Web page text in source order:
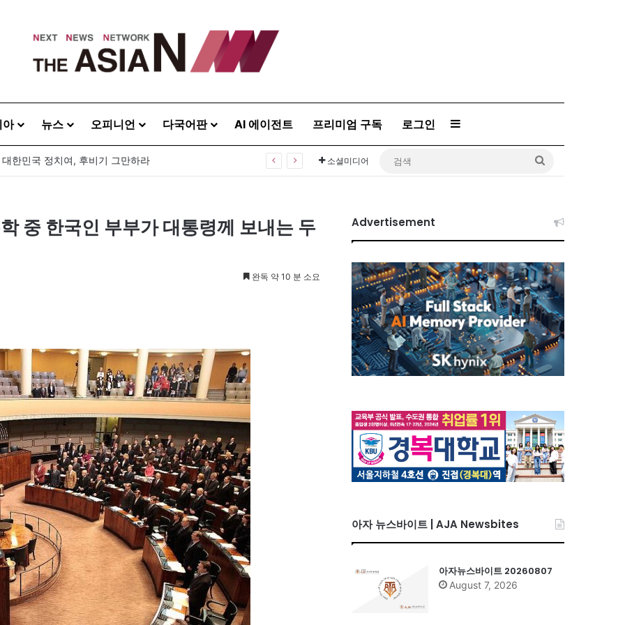
아 뉴스 오피니언 다국어판 AI 에이전트 프리미엄 구독 로그인 Sidebar
주년 기념식…12일 오후 남영동 민주화운동기념관 소셜미디어
중 한국인 부부가 대통령께 보내는 두
완독 약 10 분 소요
Advertisement
아자 뉴스바이트 | AJA Newsbites
아자뉴스바이트 20260807
August 7, 2026